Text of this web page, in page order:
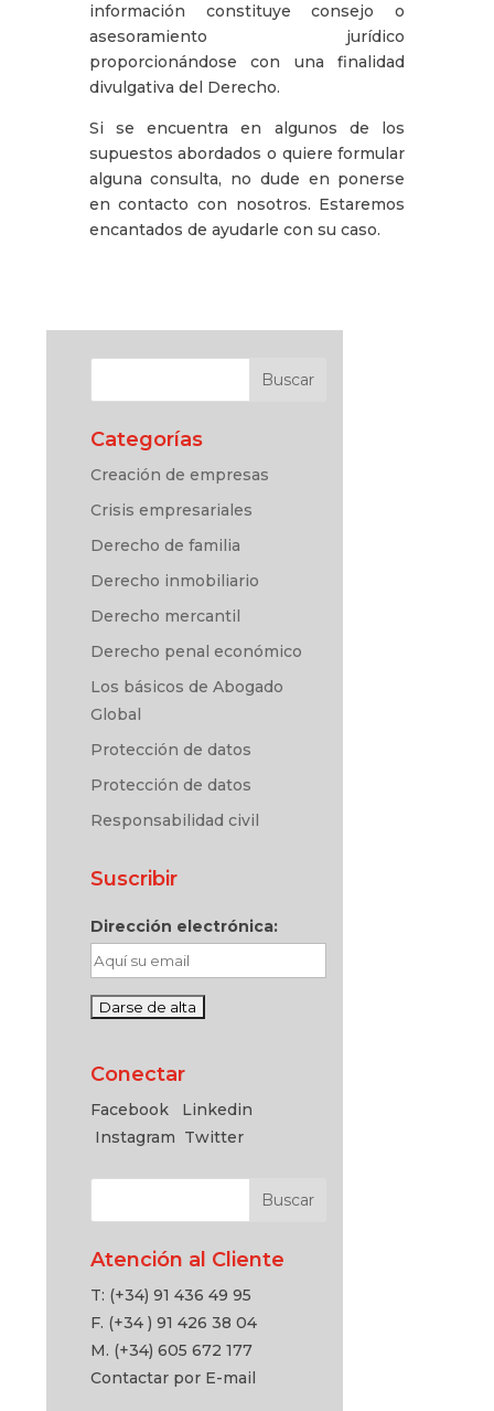
información constituye consejo o
asesoramiento jurídico
proporcionándose con una finalidad
divulgativa del Derecho.
Si se encuentra en algunos de los
supuestos abordados o quiere formular
alguna consulta, no dude en ponerse
en contacto con nosotros. Estaremos
encantados de ayudarle con su caso.
Categorías
Creación de empresas
Crisis empresariales
Derecho de familia
Derecho inmobiliario
Derecho mercantil
Derecho penal económico
Los básicos de Abogado
Global
Protección de datos
Protección de datos
Responsabilidad civil
Suscribir
Dirección electrónica:
Conectar
Facebook
Linkedin
Instagram Twitter
Atención al Cliente
T: (+34) 91 436 49 95
F. (+34 ) 91 426 38 04
M. (+34) 605 672 177
Contactar por E-mail